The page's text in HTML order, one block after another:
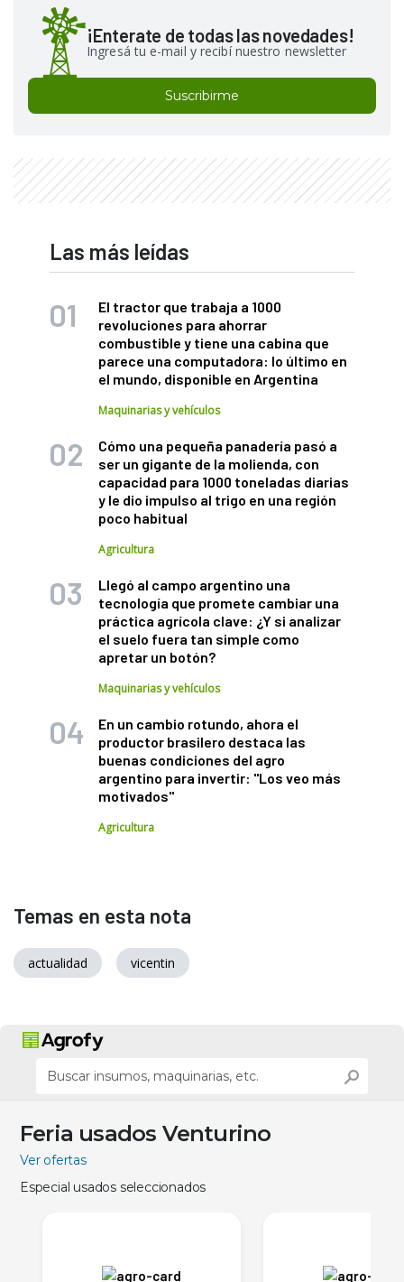
¡Enterate de todas las novedades!
Ingresá tu e-mail y recibí nuestro newsletter
Suscribirme
Las más leídas
El tractor que trabaja a 1000
revoluciones para ahorrar
combustible y tiene una cabina que
parece una computadora: lo último en
el mundo, disponible en Argentina
Maquinarias y vehículos
Cómo una pequeña panadería pasó a
ser un gigante de la molienda, con
capacidad para 1000 toneladas diarias
y le dio impulso al trigo en una región
poco habitual
Agricultura
Llegó al campo argentino una
tecnología que promete cambiar una
práctica agrícola clave: ¿Y si analizar
el suelo fuera tan simple como
apretar un botón?
Maquinarias y vehículos
En un cambio rotundo, ahora el
productor brasilero destaca las
buenas condiciones del agro
argentino para invertir: "Los veo más
motivados"
Agricultura
Temas en esta nota
actualidad vicentin
Feria usados Venturino
Ver ofertas
Especial usados seleccionados